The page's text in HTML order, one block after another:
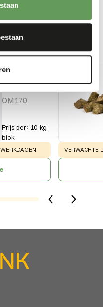
this animal
KNZ
OM170
Prijs per: 10 kg
blok
WARNING:
VERWACHTE